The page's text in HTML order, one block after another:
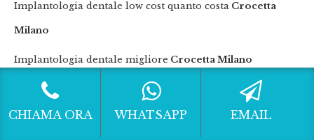
Implantologia dentale low cost quanto costa Crocetta
Milano
Implantologia dentale migliore Crocetta Milano
Implantologia dentale preventivi Crocetta Milano
CHIAMA ORA WHATSAPP EMAIL